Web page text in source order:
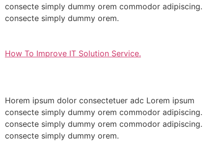
consecte simply dummy orem commodor adipiscing.
consecte simply dummy orem.
How To Improve IT Solution Service.
Horem ipsum dolor consectetuer adc Lorem ipsum
consecte simply dummy orem commodor adipiscing.
consecte simply dummy orem commodor adipiscing.
consecte simply dummy orem.